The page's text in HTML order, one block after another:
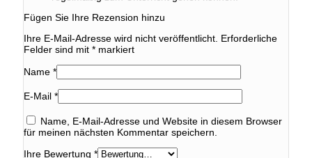
Fügen Sie Ihre Rezension hinzu
Ihre E-Mail-Adresse wird nicht veröffentlicht. Erforderliche
Felder sind mit * markiert
Name *
E-Mail *
Name, E-Mail-Adresse und Website in diesem Browser
für meinen nächsten Kommentar speichern.
Ihre Bewertung *